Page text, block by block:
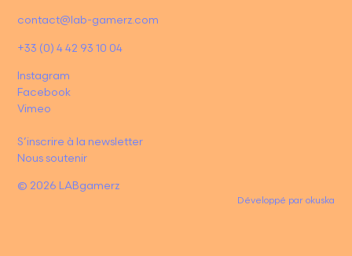
contact@lab-gamerz.com
+33 (0) 4 42 93 10 04
Instagram
Facebook
Vimeo
S’inscrire à la newsletter
Nous soutenir
© 2026 LABgamerz
Développé par okuska